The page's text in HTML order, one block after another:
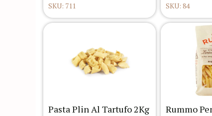
SKU: 711 SKU: 84
Pasta Plin Al Tartufo 2Kg
Rummo